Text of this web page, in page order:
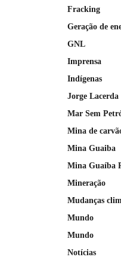
Fracking
Geração de
GNL
Imprensa
Indígenas
Jorge Lacerda
Mar Sem
Mina de
Mina Guaiba
Mina Guaíba
Mineração
Mudanças
Mundo
Mundo
Notícias